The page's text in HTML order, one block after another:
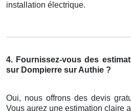
installation é lectrique.
4. Fournissez-vous des
sur Dompierre sur Authie ?
Oui, nous offrons des devis
Vous aurez une estimation claire